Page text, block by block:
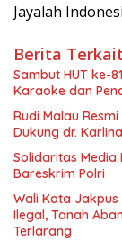
Jayalah
Berita Terkait
Sambut HUT ke-
Karaoke dan
Rudi Malau
Dukung dr.
Solidaritas
Bareskrim Polri
Wali Kota
Ilegal, Tanah
Terlarang